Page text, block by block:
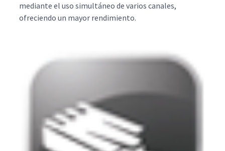
mediante el uso simultáneo de varios canales,
ofreciendo un mayor rendimiento.